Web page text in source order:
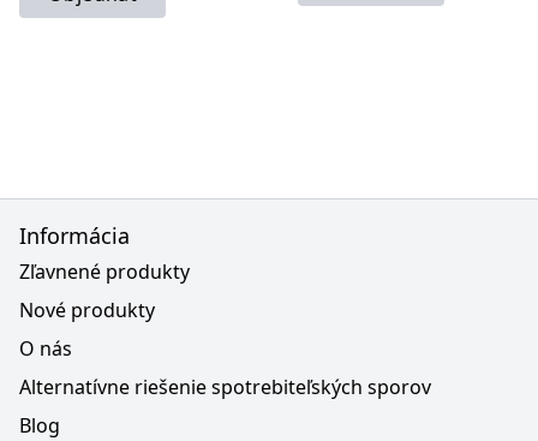
Informácia
Zľavnené produkty
Nové produkty
O nás
Alternatívne riešenie spotrebiteľských sporov
Blog